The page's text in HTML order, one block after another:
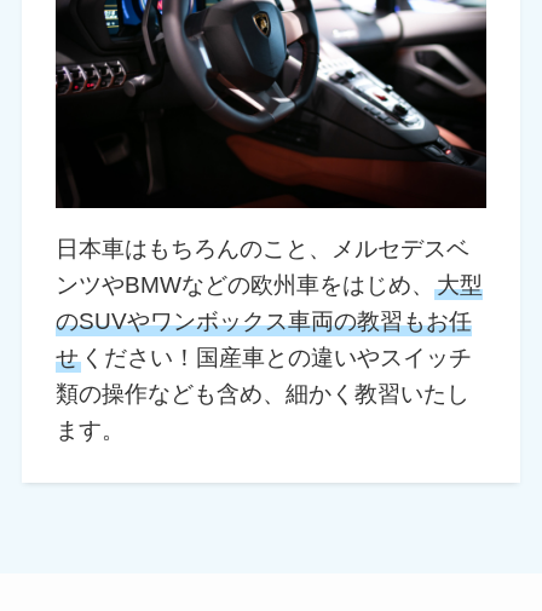
日本車はもちろんのこと、メルセデスベ
ンツやBMWなどの欧州車をはじめ、大型
のSUVやワンボックス車両の教習もお任
せ ください！国産車との違いやスイッチ
類の操作なども含め、細かく教習いたし
ます。